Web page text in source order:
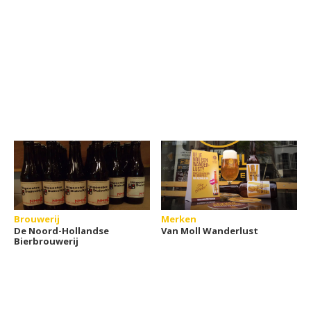
Brouwerij
De Noord-Hollandse
Bierbrouwerij
Merken
Van Moll Wanderlust